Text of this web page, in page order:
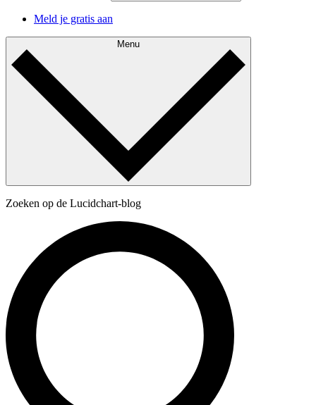
Meld je gratis aan
Menu
Zoeken op de Lucidchart-blog